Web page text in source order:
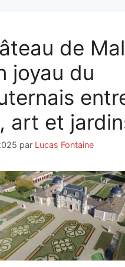
de
joyau du
art et
par Lucas Fontaine